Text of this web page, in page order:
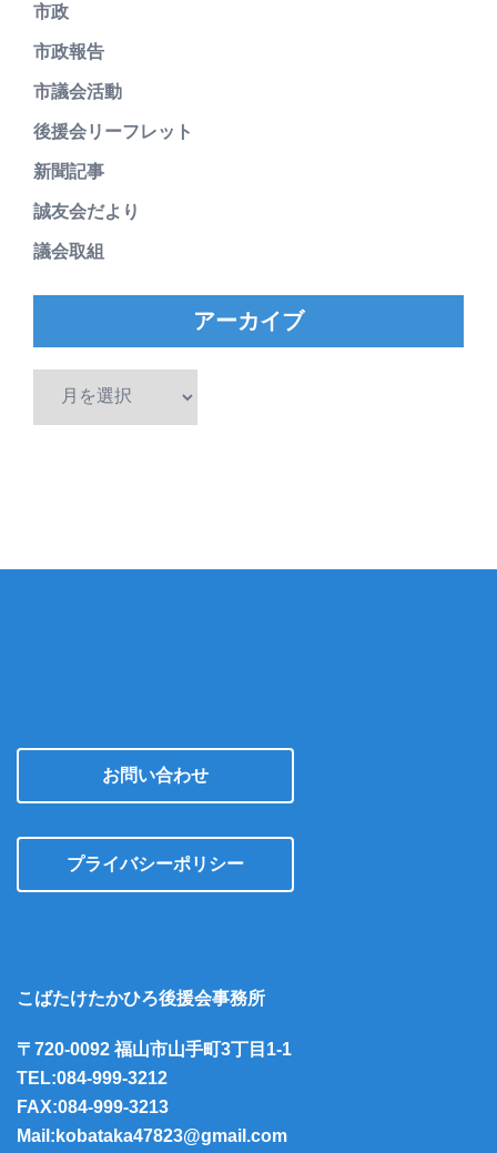
市政
市政報告
市議会活動
後援会リーフレット
新聞記事
誠友会だより
議会取組
アーカイブ
お問い合わせ
プライバシーポリシー
こばたけたかひろ後援会事務所
〒720-0092 福山市山手町3丁目1-1
TEL:084-999-3212
FAX:084-999-3213
Mail:kobataka47823@gmail.com